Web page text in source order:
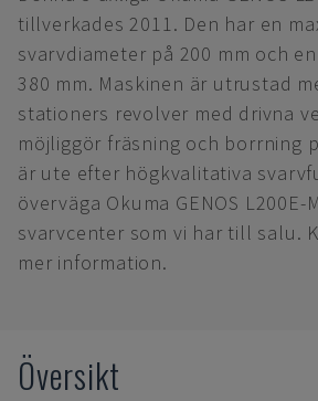
tillverkades 2011. Den har en
svarvdiameter på 200 mm och
380 mm. Maskinen är utrustad
stationers revolver med drivna
möjliggör fräsning och borrning
är ute efter högkvalitativa
överväga Okuma GENOS
svarvcenter som vi har till salu.
mer information.
Översikt